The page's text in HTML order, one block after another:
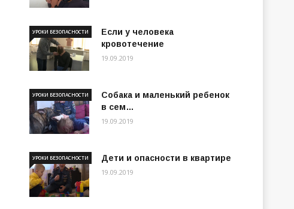
Если у человека
кровотечение
УРОКИ БЕЗОПАСНОСТИ
19.09.2019
Собака и маленький ребенок
в сем…
УРОКИ БЕЗОПАСНОСТИ
19.09.2019
Дети и опасности в квартире
УРОКИ БЕЗОПАСНОСТИ
19.09.2019